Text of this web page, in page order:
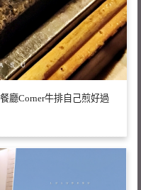
廳Corner牛排自己煎好過